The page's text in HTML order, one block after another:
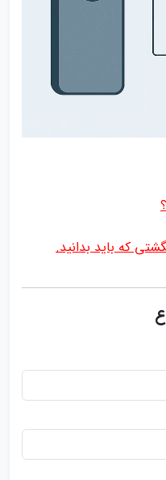
که باید بدانید.